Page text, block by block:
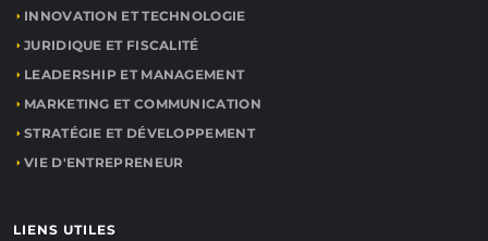
INNOVATION ET TECHNOLOGIE
JURIDIQUE ET FISCALITÉ
LEADERSHIP ET MANAGEMENT
MARKETING ET COMMUNICATION
STRATÉGIE ET DÉVELOPPEMENT
VIE D'ENTREPRENEUR
LIENS UTILES